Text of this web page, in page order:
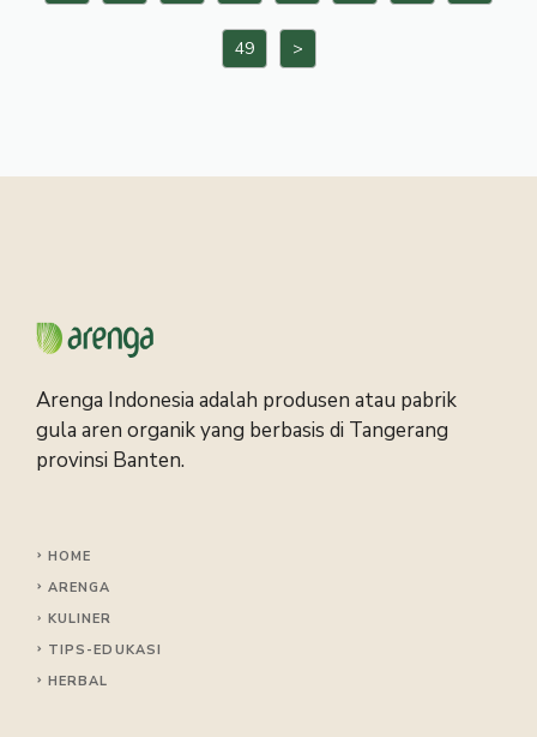
49 >
Arenga Indonesia adalah produsen atau pabrik
gula aren organik yang berbasis di Tangerang
provinsi Banten.
HOME
ARENGA
KULINER
TIPS -EDUKASI
HERBAL